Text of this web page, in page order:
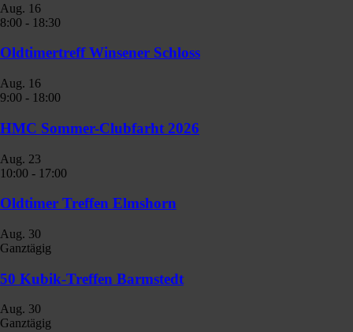
Aug. 16
8:00 - 18:30
Oldtimertreff Winsener Schloss
Aug. 16
9:00 - 18:00
HMC Sommer-Clubfarht 2026
Aug. 23
10:00 - 17:00
Oldtimer Treffen Elmshorn
Aug. 30
Ganztägig
50 Kubik-Treffen Barmstedt
Aug. 30
Ganztägig